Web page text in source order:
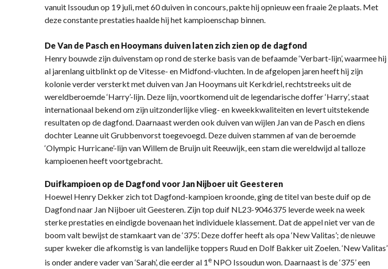
vanuit Issoudun op 19 juli, met 60 duiven in concours, pakte hij opnieuw een fraaie 2e plaats. Met
deze constante prestaties haalde hij het kampioenschap binnen.
De Van de Pasch en Hooymans duiven laten zich zien op de dagfond
Henry bouwde zijn duivenstam op rond de sterke basis van de befaamde ‘Verbart-lijn’, waarmee hij
al jarenlang uitblinkt op de Vitesse- en Midfond-vluchten. In de afgelopen jaren heeft hij zijn
kolonie verder versterkt met duiven van Jan Hooymans uit Kerkdriel, rechtstreeks uit de
wereldberoemde ‘Harry’-lijn. Deze lijn, voortkomend uit de legendarische doffer ‘Harry’, staat
internationaal bekend om zijn uitzonderlijke vlieg- en kweekkwaliteiten en levert uitstekende
resultaten op de dagfond. Daarnaast werden ook duiven van wijlen Jan van de Pasch en diens
dochter Leanne uit Grubbenvorst toegevoegd. Deze duiven stammen af van de beroemde
‘Olympic Hurricane’-lijn van Willem de Bruijn uit Reeuwijk, een stam die wereldwijd al talloze
kampioenen heeft voortgebracht.
Duifkampioen op de Dagfond voor Jan Nijboer uit Geesteren
Hoewel Henry Dekker zich tot Dagfond-kampioen kroonde, ging de titel van beste duif op de
Dagfond naar Jan Nijboer uit Geesteren. Zijn top duif NL23-9046375 leverde week na week
sterke prestaties en eindigde bovenaan het individuele klassement. Dat de appel niet ver van de
boom valt bewijst de stamkaart van de ‘375’. Deze doffer heeft als opa ‘New Valitas’; de nieuwe
super kweker die afkomstig is van landelijke toppers Ruud en Dolf Bakker uit Zoelen. ‘New Valitas’
is onder andere vader van ‘Sarah’, die eerder al 1e NPO Issoudun won. Daarnaast is de ‘375’ een